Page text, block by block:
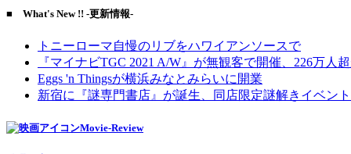
■ What's New !! -更新情報-
トニーローマ自慢のリブをハワイアンソースで
『マイナビTGC 2021 A/W』が無観客で開催、226万人
Eggs 'n Thingsが横浜みなとみらいに開業
新宿に『謎専門書店』が誕生、同店限定謎解きイベン
Movie-Review